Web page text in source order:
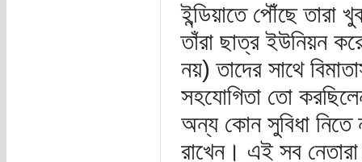
ইন্ডিয়াতে পৌঁছে তারা
তাঁরা ছাত্র ইউনিয়ন
নয়) তাদের সাথে
সহযোগিতা তো
অন্য কোন সুবিধা নিতে
রাখেন। এই সব নেতারা